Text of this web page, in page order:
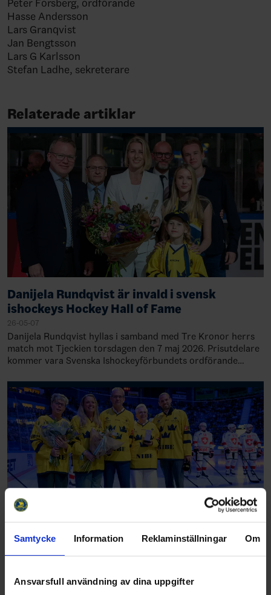
Samtycke Information Reklaminställningar Om
Ansvarsfull användning av dina uppgifter
Peter Forsberg, ordförande
Hasse Andersson
Lars Granqvist
Jan Bengtsson
Lars G Karlsson
Stefan Ladhe, sekreterare
Relaterade artiklar
Danijela Rundqvist är invald i svensk
ishockeys Hockey Hall of Fame
26-05-07
Danijela Rundqvist hyllas i samband med Tre Kronor herrs
match mot Tjeckien torsdagen den 7 maj 2026. Prisutdelare
kommer vara Svenska Ishockeyförbundets ordförande
26-04-30